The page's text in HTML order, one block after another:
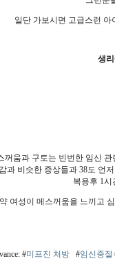
일단 가보시면 고급스런
생
꺼움과 구토는 빈번한 임신
과 비슷한 증상들과 38도 언
복용후 1시
여성이 메스꺼움을 느끼고
#미프진 처방 #임신중